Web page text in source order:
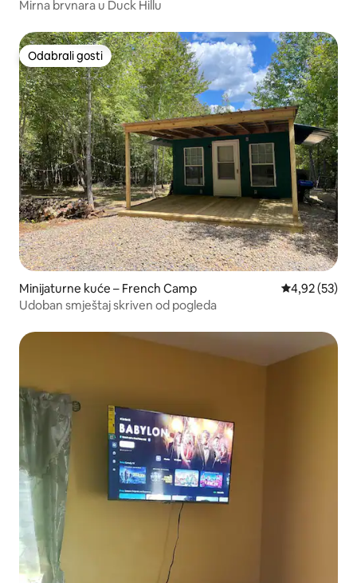
Mirna brvnara u Duck Hillu
Odabrali gosti
Odabrali gosti
Minijaturne kuće – French Camp Prosječna
4,92 (53)
Udoban smještaj skriven od pogleda